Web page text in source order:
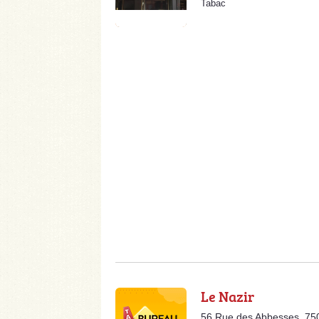
Tabac
Le Nazir